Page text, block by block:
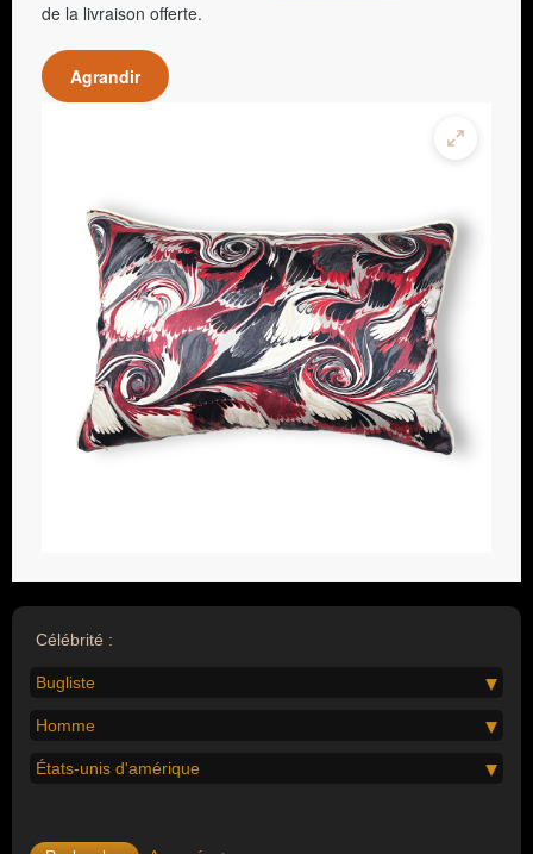
de la livraison offerte.
Agrandir
Célébrité :
Bugliste
Homme
États-unis d'amérique